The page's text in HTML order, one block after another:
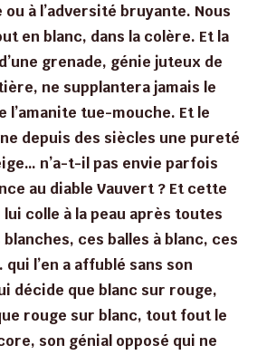
ou à l’adversité bruyante. Nous
en blanc, dans la colère. Et la
grenade, génie juteux de
ne supplantera jamais le
l’amanite tue-mouche. Et le
depuis des siècles une pureté
n’a-t-il pas envie parfois
au diable Vauvert ? Et cette
lui colle à la peau après toutes
ces balles à blanc, ces
l’en a affublé sans son
décide que blanc sur rouge,
rouge sur blanc, tout fout le
son génial opposé qui ne